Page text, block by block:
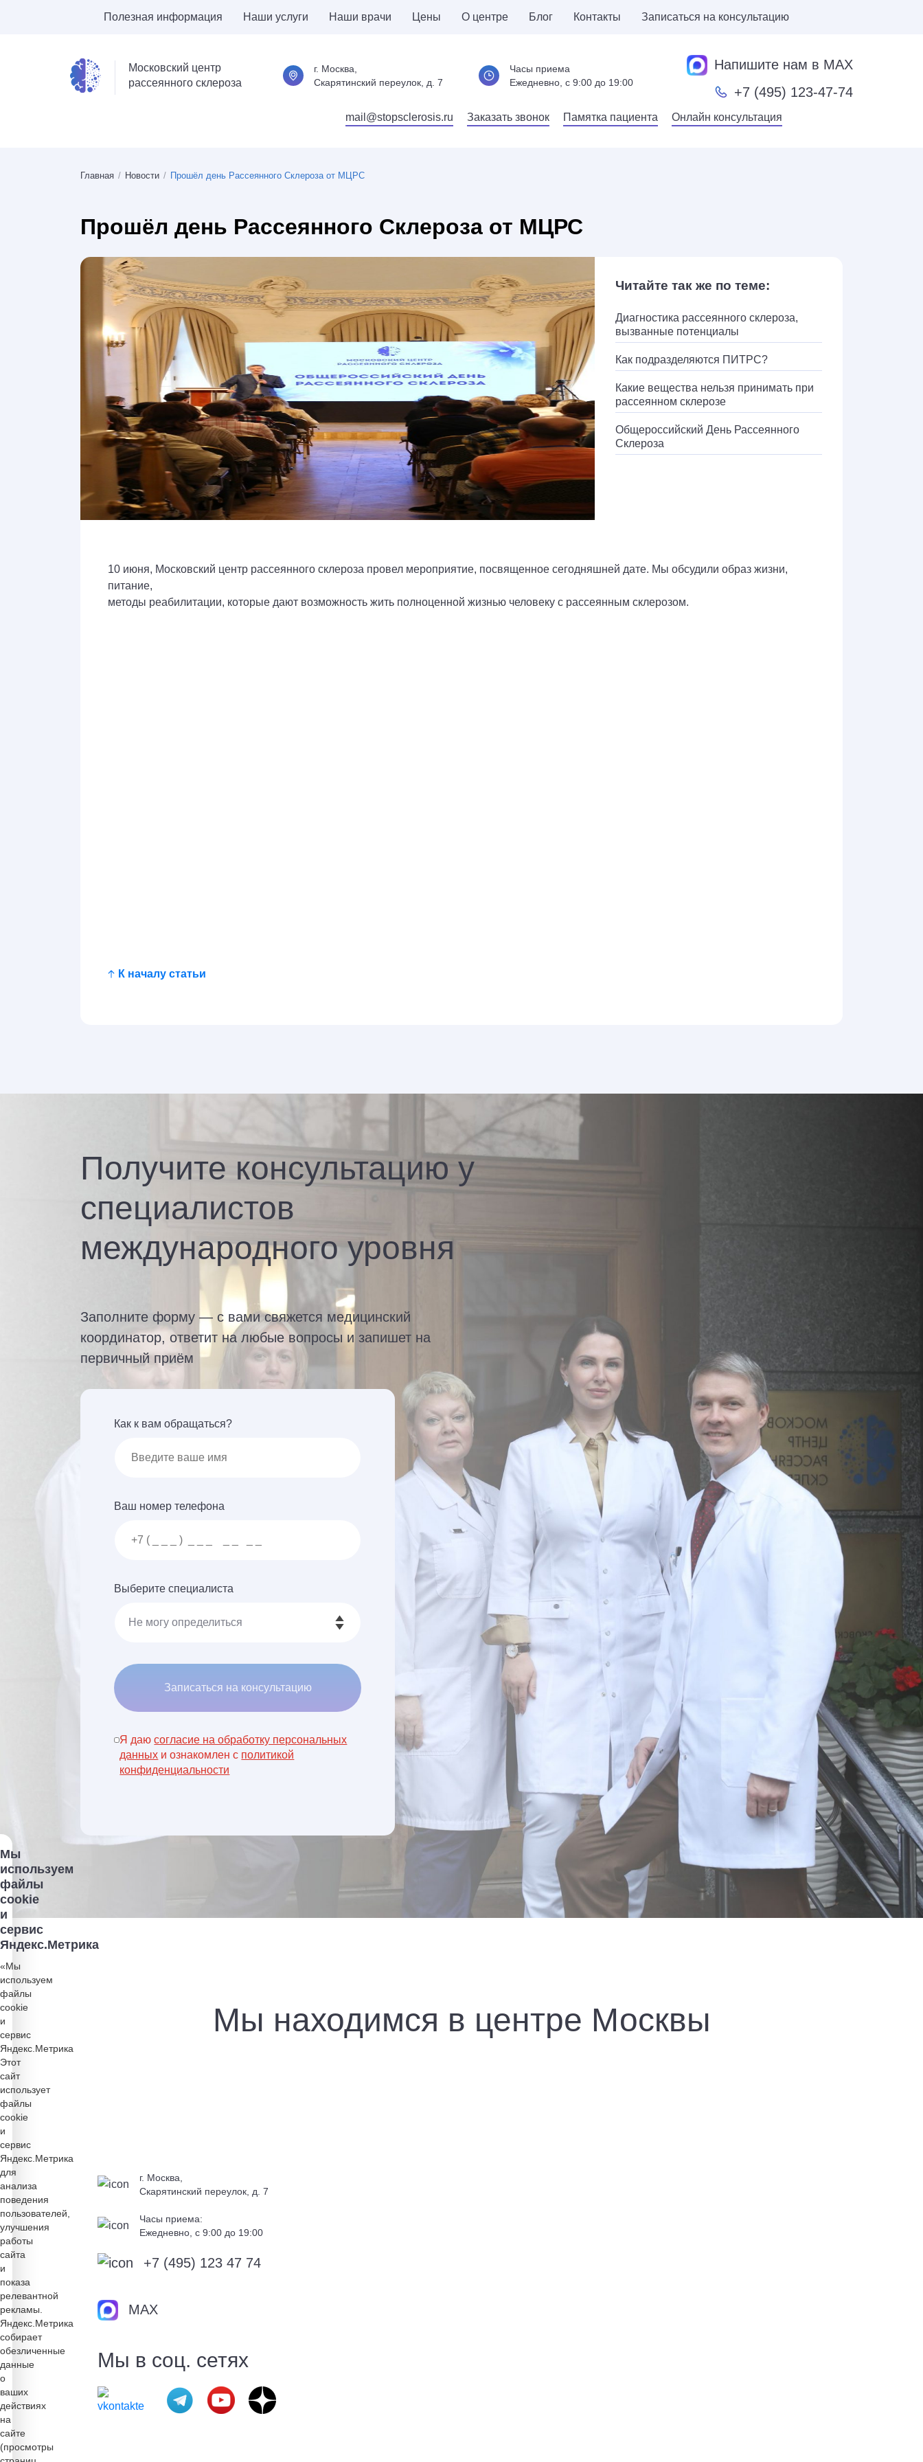
Полезная информация Наши услуги Наши врачи Цены О центре Блог Контакты Записаться на консультацию
Московский центр
рассеянного склероза
г. Москва,
Скарятинский переулок, д. 7
Часы приема
Ежедневно, c 9:00 до 19:00
Напишите нам в MAX
+7 (495) 123-47-74
mail@stopsclerosis.ru Заказать звонок Памятка пациента Онлайн консультация
Главная / Новости / Прошёл день Рассеянного Склероза от МЦРС
Прошёл день Рассеянного Склероза от МЦРС
Читайте так же по теме:
Диагностика рассеянного склероза,
вызванные потенциалы
Как подразделяются ПИТРС?
Какие вещества нельзя принимать при
рассеянном склерозе
Общероссийский День Рассеянного
Склероза
10 июня, Московский центр рассеянного склероза провел мероприятие, посвященное сегодняшней дате. Мы обсудили образ жизни,
питание,
методы реабилитации, которые дают возможность жить полноценной жизнью человеку с рассеянным склерозом.
К началу статьи
Получите консультацию у
специалистов
международного уровня
Заполните форму — с вами свяжется медицинский
координатор, ответит на любые вопросы и запишет на
первичный приём
Как к вам обращаться?
Ваш номер телефона
Выберите специалиста
Записаться на консультацию
Я даюсогласие на обработку персональных
данных и ознакомлен с политикой
конфиденциальности
Мы находимся в центре Москвы
г. Москва,
Скарятинский переулок, д. 7
Часы приема:
Ежедневно, c 9:00 до 19:00
+7 (495) 123 47 74
MAX
Мы в соц. сетях
Мы
используем
файлы
cookie
и
сервис
Яндекс.Метрика
«Мы
используем
файлы
cookie
и
сервис
Яндекс.Метрика
Этот
сайт
использует
файлы
cookie
и
сервис
Яндекс.Метрика
для
анализа
поведения
пользователей,
улучшения
работы
сайта
и
показа
релевантной
рекламы.
Яндекс.Метрика
собирает
обезличенные
данные
о
ваших
действиях
на
сайте
(просмотры